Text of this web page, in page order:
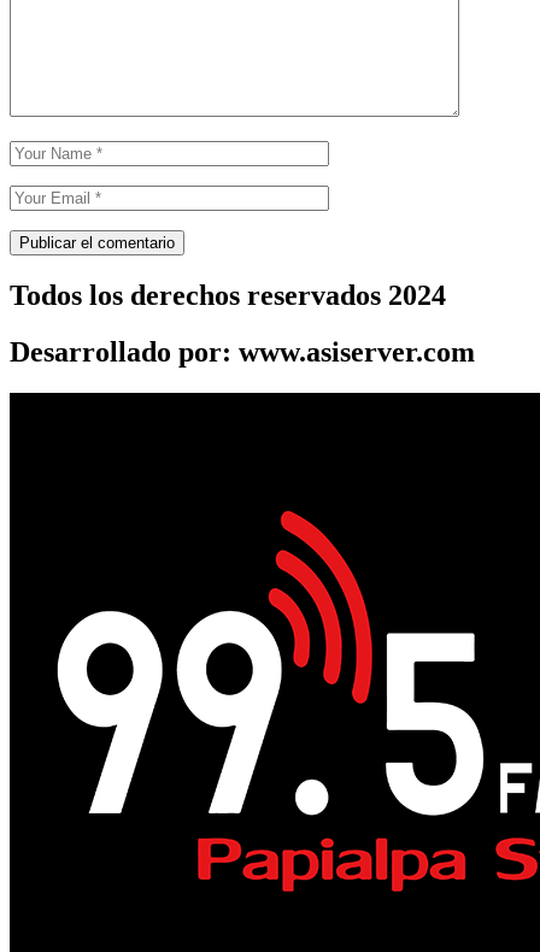
Todos los derechos reservados 2024
Desarrollado por: www.asiserver.com